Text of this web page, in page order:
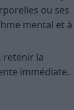
ou ses
mental et à
retenir la
immédiate.